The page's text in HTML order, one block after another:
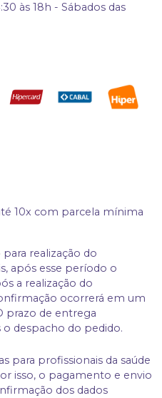
às 18h - Sábados das
10x com parcela mínima
realização do
após esse período o
a realização do
ocorrerá em um
prazo de entrega
o despacho do pedido.
para profissionais da saúde
isso, o pagamento e envio
dos dados